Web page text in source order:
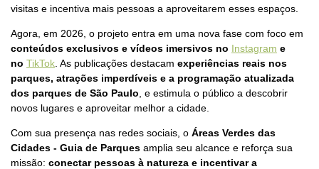
visitas e incentiva mais pessoas a aproveitarem esses espaços.
Agora, em 2026, o projeto entra em uma nova fase com foco em
conteúdos exclusivos e vídeos imersivos no Instagram e
no TikTok . As publicações destacam experiências reais nos
parques, atrações imperdíveis e a programação atualizada
dos parques de São Paulo , e estimula o público a descobrir
novos lugares e aproveitar melhor a cidade.
Com sua presença nas redes sociais, o Áreas Verdes das
Cidades - Guia de Parques amplia seu alcance e reforça sua
missão: conectar pessoas à natureza e incentivar a